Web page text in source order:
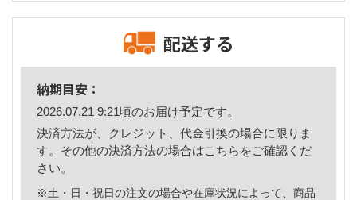
配送する
納期目安：
2026.07.21 9:21頃のお届け予定です。
決済方法が、クレジット、代金引換の場合に限りま
す。その他の決済方法の場合はこちら をご確認くだ
さい。
※土・日・祝日の注文の場合や在庫状況によって、商品